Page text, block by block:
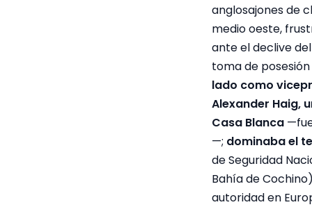
anglosajones de
medio oeste,
ante el declive
toma de
lado como
Alexander Haig,
Casa Blanca
—; dominaba el
de Seguridad
Bahía de
autoridad en